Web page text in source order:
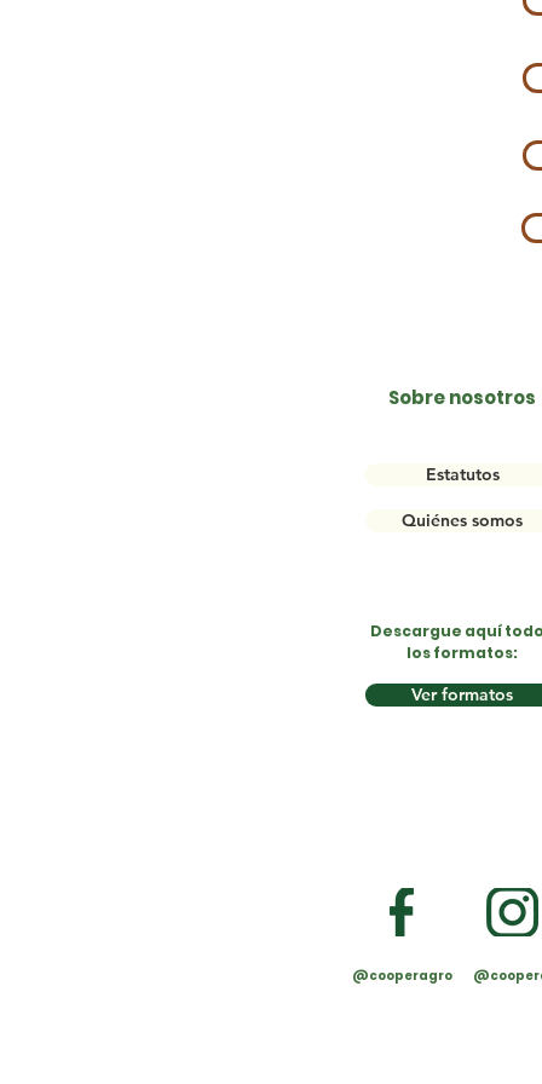
Sobre nosotros
Estatutos
Quiénes somos
Descargue aquí
los formatos:
Ver formatos
@cooperagro